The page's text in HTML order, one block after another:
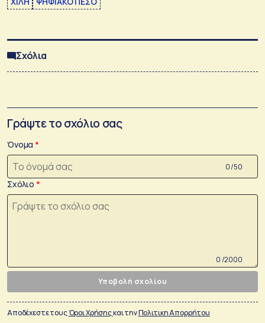
Σχόλια
Γράψτε το σχόλιο σας
Όνομα
0 /50
Σχόλιο
0 /2000
Υποβολή σχολίου
Αποδέχεστε τουςΌροι Χρήσηςκαι τηνΠολιτικη Απορρήτου